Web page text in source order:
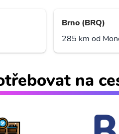
Brno (BRQ)
285 km od
na